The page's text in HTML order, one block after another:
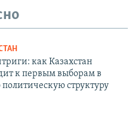
как Казахстан
к первым выборам в
структуру